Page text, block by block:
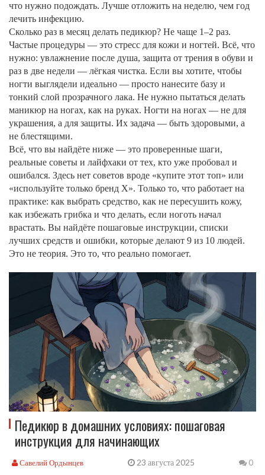
что нужно подождать. Лучше отложить на неделю, чем год
лечить инфекцию.
Сколько раз в месяц делать педикюр? Не чаще 1–2 раз.
Частые процедуры — это стресс для кожи и ногтей. Всё, что
нужно: увлажнение после душа, защита от трения в обуви и
раз в две недели — лёгкая чистка. Если вы хотите, чтобы
ногти выглядели идеально — просто нанесите базу и
тонкий слой прозрачного лака. Не нужно пытаться делать
маникюр на ногах, как на руках. Ногти на ногах — не для
украшения, а для защиты. Их задача — быть здоровыми, а
не блестящими.
Всё, что вы найдёте ниже — это проверенные шаги,
реальные советы и лайфхаки от тех, кто уже пробовал и
ошибался. Здесь нет советов вроде «купите этот топ» или
«используйте только бренд X». Только то, что работает на
практике: как выбрать средство, как не пересушить кожу,
как избежать грибка и что делать, если ноготь начал
врастать. Вы найдёте пошаговые инструкции, списки
лучших средств и ошибки, которые делают 9 из 10 людей.
Это не теория. Это то, что реально помогает.
Педикюр в домашних условиях: пошаговая
инструкция для начинающих
Савелий Ордынцев 23 августа 2025 0